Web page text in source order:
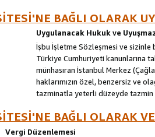
BAĞLI OLARAK
Uygulanacak Hukuk ve
İşbu İşletme Sözleşmesi ve sizinle
Türkiye Cumhuriyeti kanunlarına
münhasıran İstanbul Merkez
haklarımızın özel, benzersiz ve
tazminatla yeterli düzeyde
BAĞLI OLARAK
Vergi Düzenlemesi